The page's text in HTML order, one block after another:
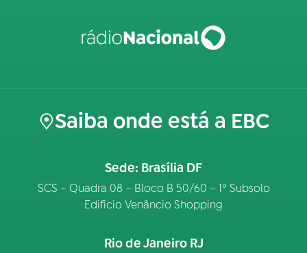
Saiba onde está a EBC
Sede: Brasília DF
SCS – Quadra 08 – Bloco B 50/60 – 1º Subsolo
Edifício Venâncio Shopping
Rio de Janeiro RJ